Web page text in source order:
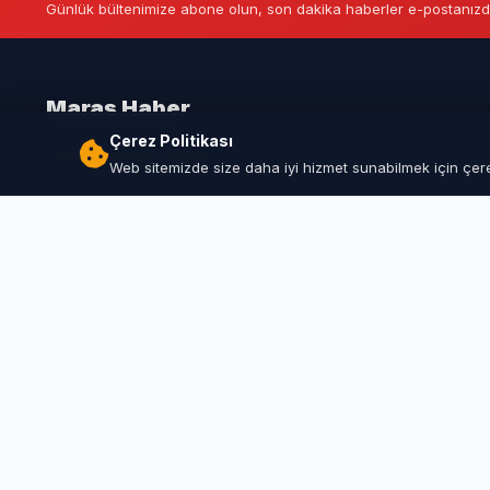
Günlük bültenimize abone olun, son dakika haberler e-
Maraş Haber
Kahramanmaraş Haberleri
Çerez Politikası
Web sitemizde size daha iyi hizmet sunabilmek için